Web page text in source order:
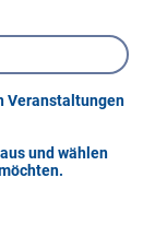
Veranstaltungen
und wählen